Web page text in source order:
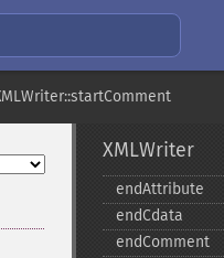
XMLWriter
endAttribute
endCdata
endComment